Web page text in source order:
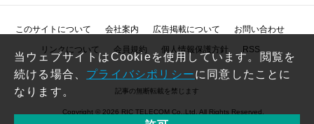
このサイトについて 会社案内 広告掲載について お問い合わせ
リンクについて 会員規約 個人情報保護方針 RSS
記事の無断転載を禁じます
Copyright © 2026 RIC TELECOM Co.,Ltd. All Rights Reserved.
当ウェブサイトはCookieを使用しています。閲覧を
続ける場合、 プライバシポリシーに同意したことに
なります。